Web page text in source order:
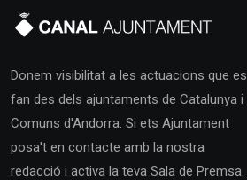
Donem visibilitat a les actuacions que es
fan des dels ajuntaments de Catalunya i
Comuns d'Andorra. Si ets Ajuntament
posa't en contacte amb la nostra
redacció i activa la teva Sala de Premsa.